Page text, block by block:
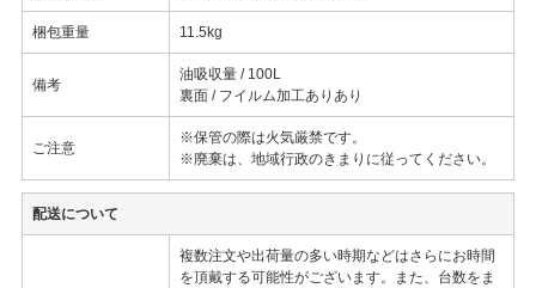
梱包重量 11.5kg
備考
油吸収量 / 100L
裏面 / フイルム加工ありあり
ご注意
※保管の際は火気厳禁です。
※廃棄は、地域行政のきまりに従ってください。
配送について
複数注文や出荷量の多い時期などはさらにお時間
を頂戴する可能性がございます。また、台数をま